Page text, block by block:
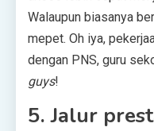
Walaupun biasanya
mepet. Oh iya,
dengan PNS, guru
guys!
5. Jalur